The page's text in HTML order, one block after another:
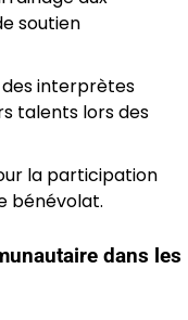
soutien
interprètes
talents lors des
la participation
bénévolat.
dans les